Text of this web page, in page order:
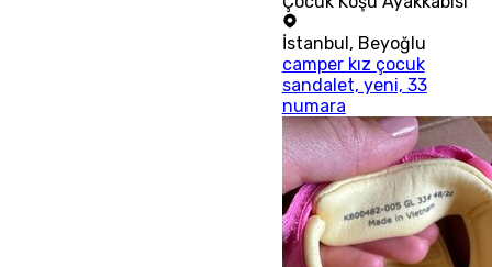
İstanbul , Beyoğlu
camper kız çocuk
sandalet, yeni, 33
numara